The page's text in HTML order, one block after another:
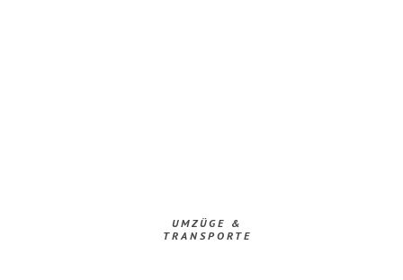
UMZÜGE &
TRANSPORTE